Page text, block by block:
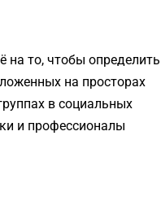
на то, чтобы определить
на просторах
в социальных
и профессионалы